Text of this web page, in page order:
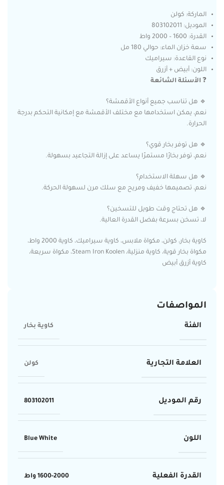
الماركة: كولن
الموديل: 803102011
القدرة: 1600 – 2000 واط
سعة خزان الماء: حوالي 180 مل
نوع القاعدة: سيراميك
اللون: أبيض + أزرق
❓ الأسئلة الشائعة
🔹 هل تناسب جميع أنواع الأقمشة؟
نعم، يمكن استخدامها مع مختلف الأقمشة مع إمكانية التحكم بدرجة
الحرارة.
🔹 هل توفر بخار قوي؟
نعم، توفر بخارًا مستمرًا يساعد على إزالة التجاعيد بسهولة.
🔹 هل سهلة الاستخدام؟
نعم، تصميمها خفيف ومريح مع سلك مرن لسهولة الحركة.
🔹 هل تحتاج وقت طويل للتسخين؟
لا، تسخن بسرعة بفضل القدرة العالية.
كاوية بخار، كولن، مكواة ملابس، كاوية سيراميك، كاوية 2000 واط،
مكواة بخار قوية، كاوية منزلية، Steam Iron Koolen، مكواة سريعة،
كاوية أزرق أبيض
المواصفات
الفئة كاوية بخار
العلامة التجارية كولن
رقم الموديل 803102011
اللون Blue White
القدرة الفعلية 1600-2000 واط